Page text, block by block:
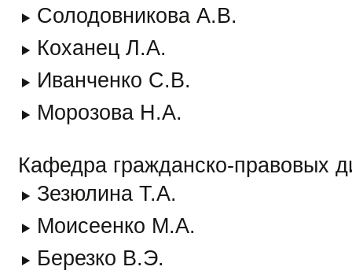
Солодовникова А.В.
Коханец Л.А.
Иванченко С.В.
Морозова Н.А.
Кафедра гражданско-правовых
Зезюлина Т.А.
Моисеенко М.А.
Березко В.Э.